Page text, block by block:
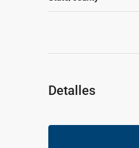
agencia actúa como
Detalles